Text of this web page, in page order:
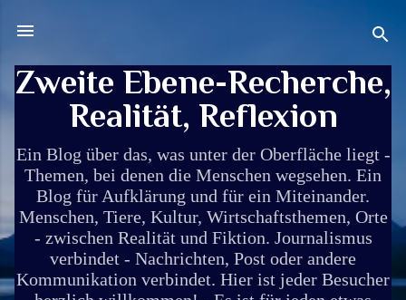
Zweite Ebene-Recherche,
Realität, Reflexion
Ein Blog über das, was unter der Oberfläche liegt -
Themen, bei denen die Menschen wegsehen. Ein
Blog für Aufklärung und für ein Miteinander.
Menschen, Tiere, Kultur, Wirtschaftsthemen, Orte
- zwischen Realität und Fiktion. Journalismus
verbindet - Nachrichten, Post oder andere
Kommunikation verbindet. Hier ist jeder Besucher